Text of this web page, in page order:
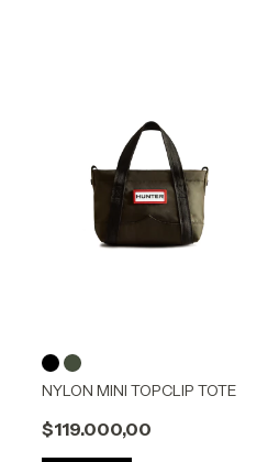
NYLON MINI TOPCLIP TOTE
$119.000,00